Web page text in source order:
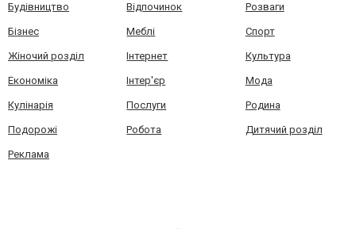
Будівництво Відпочинок Розваги
Бізнес Меблі Спорт
Жіночий розділ Інтернет Культура
Економіка Інтер'єр Мода
Кулінарія Послуги Родина
Подорожі Робота Дитячий розділ
Реклама